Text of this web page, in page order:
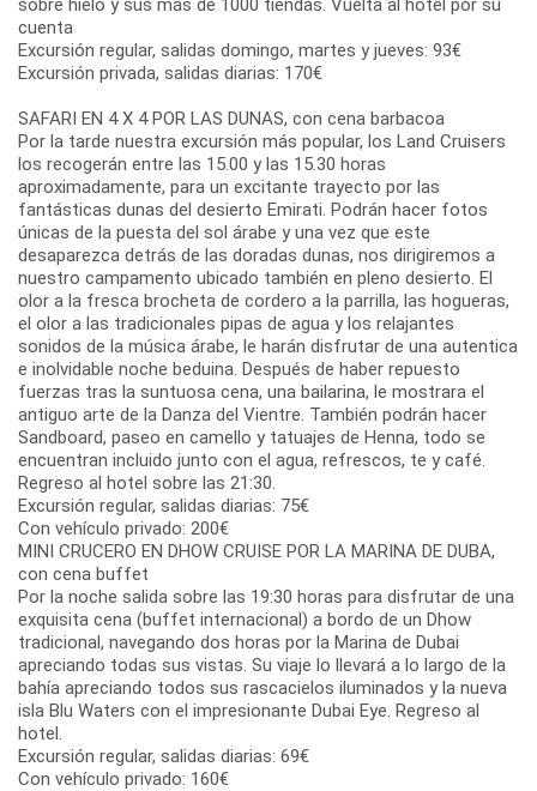
cuenta
Excursión regular, salidas domingo, martes y jueves: 93€
Excursión privada, salidas diarias: 170€
SAFARI EN 4 X 4 POR LAS DUNAS, con cena barbacoa
Por la tarde nuestra excursión más popular, los Land Cruisers
los recogerán entre las 15.00 y las 15.30 horas
aproximadamente, para un excitante trayecto por las
fantásticas dunas del desierto Emirati. Podrán hacer fotos
únicas de la puesta del sol árabe y una vez que este
desaparezca detrás de las doradas dunas, nos dirigiremos a
nuestro campamento ubicado también en pleno desierto. El
olor a la fresca brocheta de cordero a la parrilla, las hogueras,
el olor a las tradicionales pipas de agua y los relajantes
sonidos de la música árabe, le harán disfrutar de una autentica
e inolvidable noche beduina. Después de haber repuesto
fuerzas tras la suntuosa cena, una bailarina, le mostrara el
antiguo arte de la Danza del Vientre. También podrán hacer
Sandboard, paseo en camello y tatuajes de Henna, todo se
encuentran incluido junto con el agua, refrescos, te y café.
Regreso al hotel sobre las 21:30.
Excursión regular, salidas diarias: 75€
Con vehículo privado: 200€
MINI CRUCERO EN DHOW CRUISE POR LA MARINA DE DUBA,
con cena buffet
Por la noche salida sobre las 19:30 horas para disfrutar de una
exquisita cena (buffet internacional) a bordo de un Dhow
tradicional, navegando dos horas por la Marina de Dubai
apreciando todas sus vistas. Su viaje lo llevará a lo largo de la
bahía apreciando todos sus rascacielos iluminados y la nueva
isla Blu Waters con el impresionante Dubai Eye. Regreso al
hotel.
Excursión regular, salidas diarias: 69€
Con vehículo privado: 160€